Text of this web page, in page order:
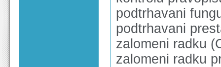
podtrhavani
podtrhavani
zalomeni radku
zalomeni radku